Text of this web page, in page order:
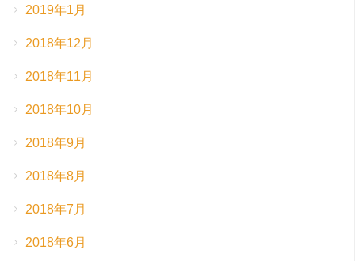
2019年1月
2018年12月
2018年11月
2018年10月
2018年9月
2018年8月
2018年7月
2018年6月